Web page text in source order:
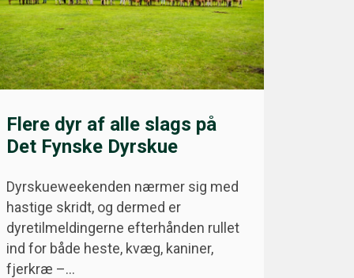
Flere dyr af alle slags på
Det Fynske Dyrskue
Dyrskueweekenden nærmer sig med
hastige skridt, og dermed er
dyretilmeldingerne efterhånden rullet
ind for både heste, kvæg, kaniner,
fjerkræ –…